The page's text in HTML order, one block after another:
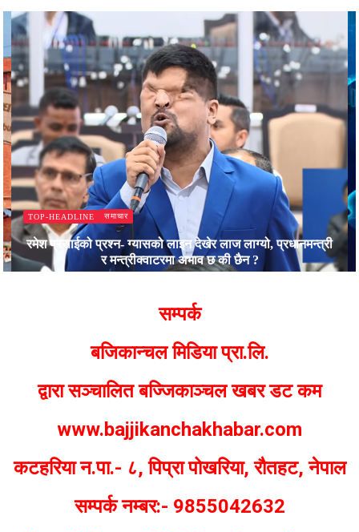
TOP-HEADLINE समाचार
रमेश प्रसाईको प्रश्न- ग्यासको लाइन देखेर लाज लाग्यो, प्रधानमन्त्री
र मन्त्रीक्वाटरमा अभाव छ की छैन ?
सम्पर्क
बजिकान्चल मिडिया प्रा.लि.
द्वारा सञ्चालित बज्जिकाञ्चल खबर डट कम
www.bajjikanchakhabar.com
कटहरिया न.पा.- ८, पिप्रा पोखरिया, रौतहट, नेपाल
सम्पर्क नम्बर:- 9855042632